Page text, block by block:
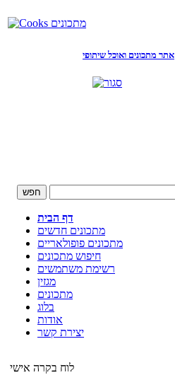
אתר מתכונים ואוכל שיתופי
דף הבית
מתכונים חדשים
מתכונים פופולאריים
חיפוש מתכונים
רשימת משתמשים
מגזין
מתכונים
בלוג
אודות
יצירת קשר
לוח בקרה אישי